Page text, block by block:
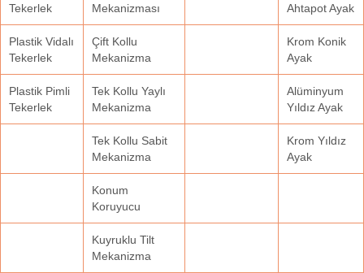
Tekerlek
Mekanizması
Ahtapot Ayak
Plastik Vidalı
Tekerlek
Çift Kollu
Mekanizma
Krom Konik
Ayak
Plastik Pimli
Tekerlek
Tek Kollu Yaylı
Mekanizma
Alüminyum
Yıldız Ayak
Tek Kollu Sabit
Mekanizma
Krom Yıldız
Ayak
Konum
Koruyucu
Kuyruklu Tilt
Mekanizma